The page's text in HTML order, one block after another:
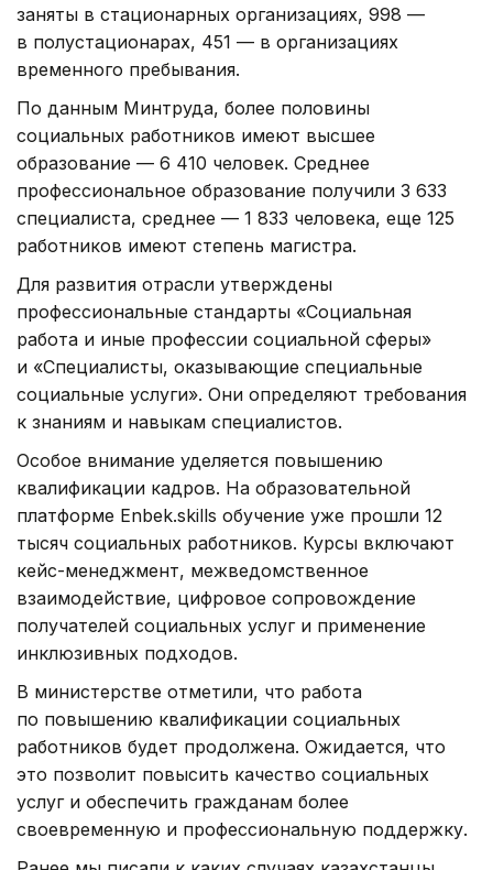
заняты в стационарных организациях, 998 —
в полустационарах, 451 — в организациях
временного пребывания.
По данным Минтруда, более половины
социальных работников имеют высшее
образование — 6 410 человек. Среднее
профессиональное образование получили 3 633
специалиста, среднее — 1 833 человека, еще 125
работников имеют степень магистра.
Для развития отрасли утверждены
профессиональные стандарты «Социальная
работа и иные профессии социальной сферы»
и «Специалисты, оказывающие специальные
социальные услуги». Они определяют требования
к знаниям и навыкам специалистов.
Особое внимание уделяется повышению
квалификации кадров. На образовательной
платформе Enbek.skills обучение уже прошли 12
тысяч социальных работников. Курсы включают
кейс-менеджмент, межведомственное
взаимодействие, цифровое сопровождение
получателей социальных услуг и применение
инклюзивных подходов.
В министерстве отметили, что работа
по повышению квалификации социальных
работников будет продолжена. Ожидается, что
это позволит повысить качество социальных
услуг и обеспечить гражданам более
своевременную и профессиональную поддержку.